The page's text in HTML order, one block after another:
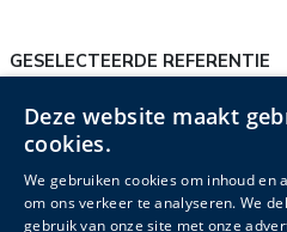
GESELECTEERDE REFERENTIE
Productinfo
Deze website maakt
cookies.
We gebruiken cookies om inhoud
om ons verkeer te analyseren. We
gebruik van onze site met onze